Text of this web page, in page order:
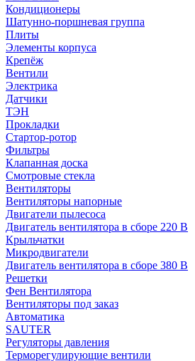
Кондиционеры
Шатунно-поршневая группа
Плиты
Элементы корпуса
Крепёж
Вентили
Электрика
Датчики
ТЭН
Прокладки
Стартор-ротор
Фильтры
Клапанная доска
Смотровые стекла
Вентиляторы
Вентиляторы напорные
Двигатели пылесоса
Двигатель вентилятора в сборе 220 В
Крыльчатки
Микродвигатели
Двигатель вентилятора в сборе 380 В
Решетки
Фен Вентилятора
Вентиляторы под заказ
Автоматика
SAUTER
Регуляторы давления
Терморегулирующие вентили